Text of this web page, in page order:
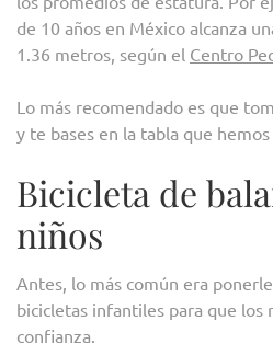
de 10 años en México alcanza
1.36 metros, según el Centro
Lo más recomendado es que
y te bases en la tabla que
Bicicleta de
niños
Antes, lo más común era
bicicletas infantiles para que los
confianza.